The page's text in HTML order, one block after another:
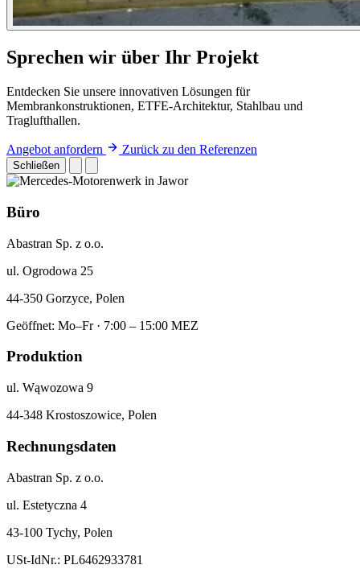
Sprechen wir über Ihr Projekt
Entdecken Sie unsere innovativen Lösungen für
Membrankonstruktionen, ETFE-Architektur, Stahlbau und
Traglufthallen.
Angebot anfordern Zurück zu den Referenzen
Schließen
Büro
Abastran Sp. z o.o.
ul. Ogrodowa 25
44-350 Gorzyce, Polen
Geöffnet: Mo–Fr · 7:00 – 15:00 MEZ
Produktion
ul. Wąwozowa 9
44-348 Krostoszowice, Polen
Rechnungsdaten
Abastran Sp. z o.o.
ul. Estetyczna 4
43-100 Tychy, Polen
USt-IdNr.: PL6462933781